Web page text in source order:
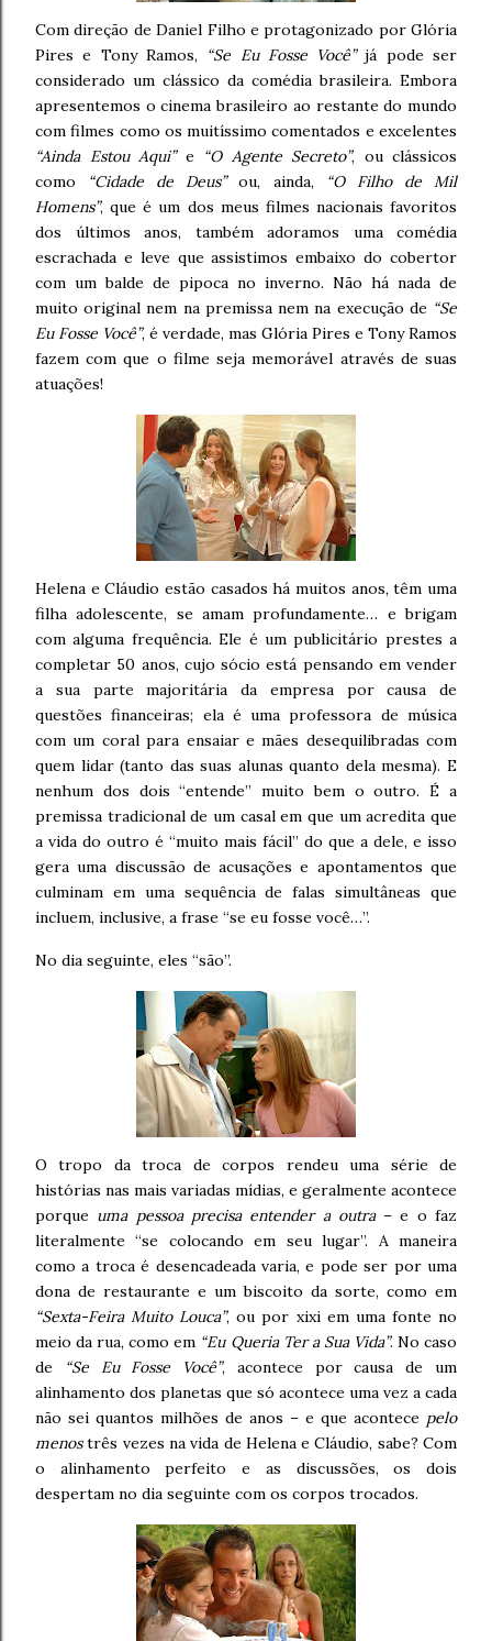
Com direção de Daniel Filho e protagonizado por Glória
Pires e Tony Ramos, “Se Eu Fosse Você”já pode ser
considerado um clássico da comédia brasileira. Embora
apresentemos o cinema brasileiro ao restante do mundo
com filmes como os muitíssimo comentados e excelentes
“Ainda Estou Aqui”e “O Agente Secreto”, ou clássicos
como
“Cidade de Deus”ou, ainda,
“O Filho de Mil
Homens”, que é um dos meus filmes nacionais favoritos
dos últimos anos, também adoramos uma comédia
escrachada e leve que assistimos embaixo do cobertor
com um balde de pipoca no inverno. Não há nada de
muito original nem na premissa nem na execução de “Se
Eu Fosse Você”, é verdade, mas Glória Pires e Tony Ramos
fazem com que o filme seja memorável através de suas
atuações!
Helena e Cláudio estão casados há muitos anos, têm uma
filha adolescente, se amam profundamente… e brigam
com alguma frequência. Ele é um publicitário prestes a
completar 50 anos, cujo sócio está pensando em vender
a sua parte majoritária da empresa por causa de
questões financeiras; ela é uma professora de música
com um coral para ensaiar e mães desequilibradas com
quem lidar (tanto das suas alunas quanto dela mesma). E
nenhum dos dois “entende” muito bem o outro. É a
premissa tradicional de um casal em que um acredita que
a vida do outro é “muito mais fácil” do que a dele, e isso
gera uma discussão de acusações e apontamentos que
culminam em uma sequência de falas simultâneas que
incluem, inclusive, a frase “se eu fosse você…”.
No dia seguinte, eles “são”.
O tropo da troca de corpos rendeu uma série de
histórias nas mais variadas mídias, e geralmente acontece
porque uma pessoa precisa entender a outra– e o faz
literalmente “se colocando em seu lugar”. A maneira
como a troca é desencadeada varia, e pode ser por uma
dona de restaurante e um biscoito da sorte, como em
“Sexta-Feira Muito Louca”, ou por xixi em uma fonte no
meio da rua, como em “Eu Queria Ter a Sua Vida”. No caso
de
“Se Eu Fosse Você”, acontece por causa de um
alinhamento dos planetas que só acontece uma vez a cada
não sei quantos milhões de anos – e que acontece pelo
menostrês vezes na vida de Helena e Cláudio, sabe? Com
o alinhamento perfeito e as discussões, os dois
despertam no dia seguinte com os corpos trocados.